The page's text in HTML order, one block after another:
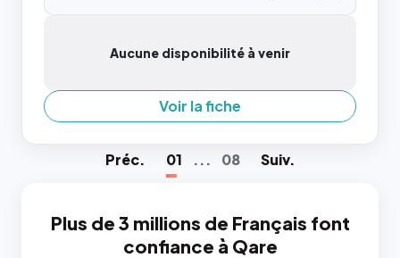
Aucune disponibilité à venir
Voir la fiche
Préc. 01 ... 08 Suiv.
Plus de 3 millions de Français font
confiance à Qare